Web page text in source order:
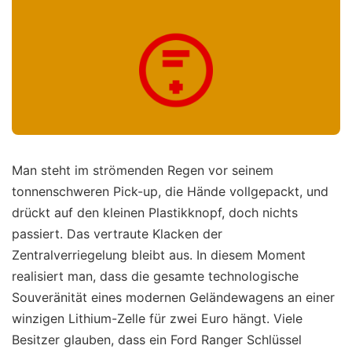
Man steht im strömenden Regen vor seinem
tonnenschweren Pick-up, die Hände vollgepackt, und
drückt auf den kleinen Plastikknopf, doch nichts
passiert. Das vertraute Klacken der
Zentralverriegelung bleibt aus. In diesem Moment
realisiert man, dass die gesamte technologische
Souveränität eines modernen Geländewagens an einer
winzigen Lithium-Zelle für zwei Euro hängt. Viele
Besitzer glauben, dass ein Ford Ranger Schlüssel